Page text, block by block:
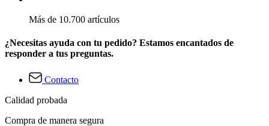
Más de 10.700 artículos
¿Necesitas ayuda con tu pedido? Estamos encantados de
responder a tus preguntas.
Contacto
Calidad probada
Compra de manera segura